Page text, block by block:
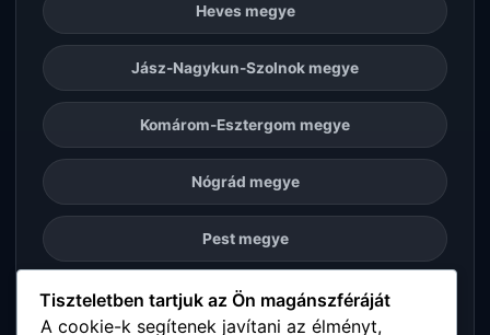
Heves megye
Jász-Nagykun-Szolnok megye
Komárom-Esztergom megye
Nógrád megye
Pest megye
Somogy megye
Tiszteletben tartjuk az Ön magánszféráját
A cookie-k segítenek javítani az élményt,